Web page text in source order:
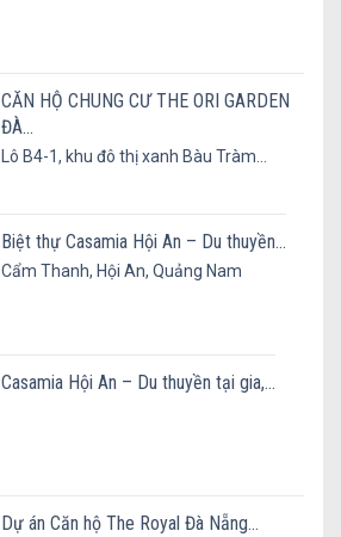
CĂN HỘ CHUNG CƯ THE ORI GARDEN
ĐÀ...
Lô B4-1, khu đô thị xanh Bàu Tràm...
Biệt thự Casamia Hội An – Du thuyền...
Cẩm Thanh, Hội An, Quảng Nam
Casamia Hội An – Du thuyền tại gia,...
Dự án Căn hộ The Royal Đà Nẵng...